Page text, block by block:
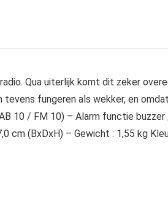
Qua uiterlijk komt dit zeker
fungeren als wekker, en
10 / FM 10) – Alarm functie
cm (BxDxH) – Gewicht : 1,55 kg